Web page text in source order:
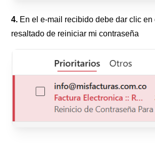
4. En el e-mail recibido debe dar clic
resaltado de reiniciar mi contraseña